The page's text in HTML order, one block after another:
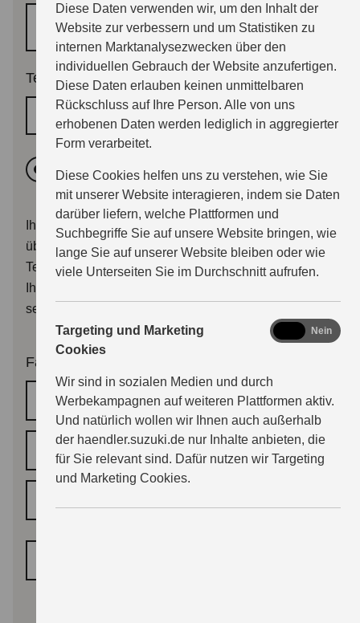
Diese Daten verwenden wir, um den Inhalt der
Website zur verbessern und um Statistiken zu
internen Marktanalysezwecken über den
individuellen Gebrauch der Website anzufertigen.
Diese Daten erlauben keinen unmittelbaren
Rückschluss auf Ihre Person. Alle von uns
erhobenen Daten werden lediglich in aggregierter
Form verarbeitet.
Diese Cookies helfen uns zu verstehen, wie Sie
mit unserer Website interagieren, indem sie Daten
darüber liefern, welche Plattformen und
Suchbegriffe Sie auf unsere Website bringen, wie
lange Sie auf unserer Website bleiben oder wie
viele Unterseiten Sie im Durchschnitt aufrufen.
Targeting und Marketing
Cookies
Wir sind in sozialen Medien und durch
Werbekampagnen auf weiteren Plattformen aktiv.
Und natürlich wollen wir Ihnen auch außerhalb
der haendler.suzuki.de nur Inhalte anbieten, die
für Sie relevant sind. Dafür nutzen wir Targeting
und Marketing Cookies.
marketing
Nein
Regulärer Wartungstermin
Terminwunsch
Wunschtermin
Vormittags Nachmittags
Ihr Terminwunsch wird dem Händler mit Ihrer Anfrage
übermittelt. Sie erhalten im Anschluss entweder eine
Terminbestätigung, oder der Händler wird sich mit
Ihnen zwecks Terminalternativen in Verbindung
setzen.
Fahrzeugdaten
HSN/TSN